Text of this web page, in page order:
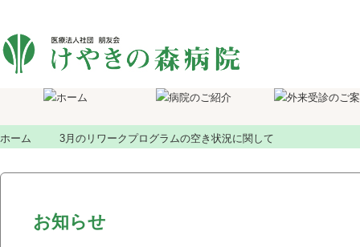
ホーム 3月のリワークプログラムの空き状況に関して
お知らせ